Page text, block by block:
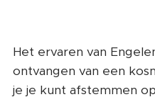
Het ervaren van
ontvangen van een
je je kunt afstemmen